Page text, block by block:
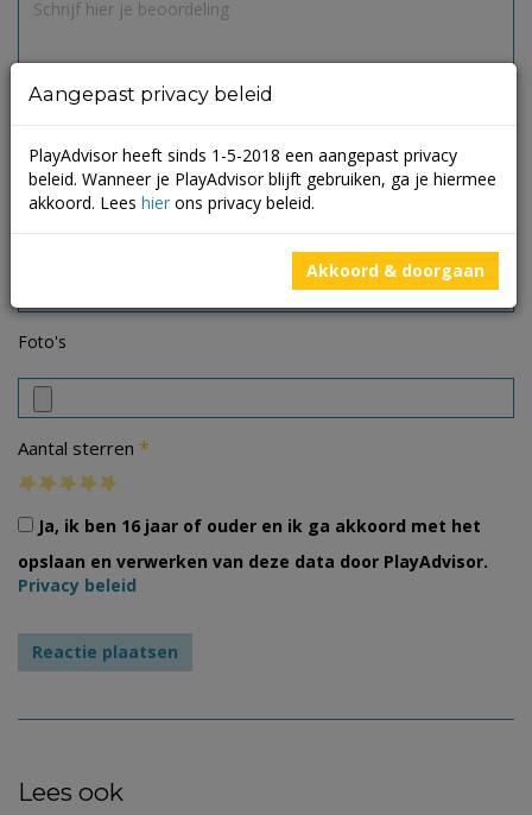
Foto's
Aantal sterren *
Ja, ik ben 16 jaar of ouder en ik ga akkoord met het
opslaan en verwerken van deze data door PlayAdvisor.
Privacy beleid
Lees ook
Aangepast privacy beleid
PlayAdvisor heeft sinds 1-5-2018 een aangepast privacy
beleid. Wanneer je PlayAdvisor blijft gebruiken, ga je hiermee
akkoord. Lees hier ons privacy beleid.
Akkoord & doorgaan